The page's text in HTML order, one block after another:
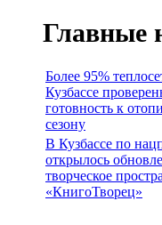
Главные
Более 95%
Кузбассе
готовность к
сезону
В Кузбассе по
открылось
творческое
«КнигоТворец»